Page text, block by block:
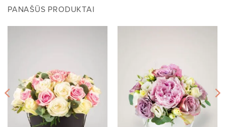
PANAŠŪS PRODUKTAI